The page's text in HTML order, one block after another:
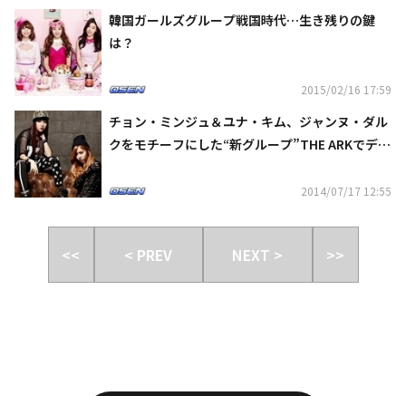
韓国ガールズグループ戦国時代…生き残りの鍵
は？
2015/02/16 17:59
チョン・ミンジュ＆ユナ・キム、ジャンヌ・ダル
クをモチーフにした“新グループ”THE ARKでデビ
2014/07/17 12:55
<< < PREV NEXT > >>